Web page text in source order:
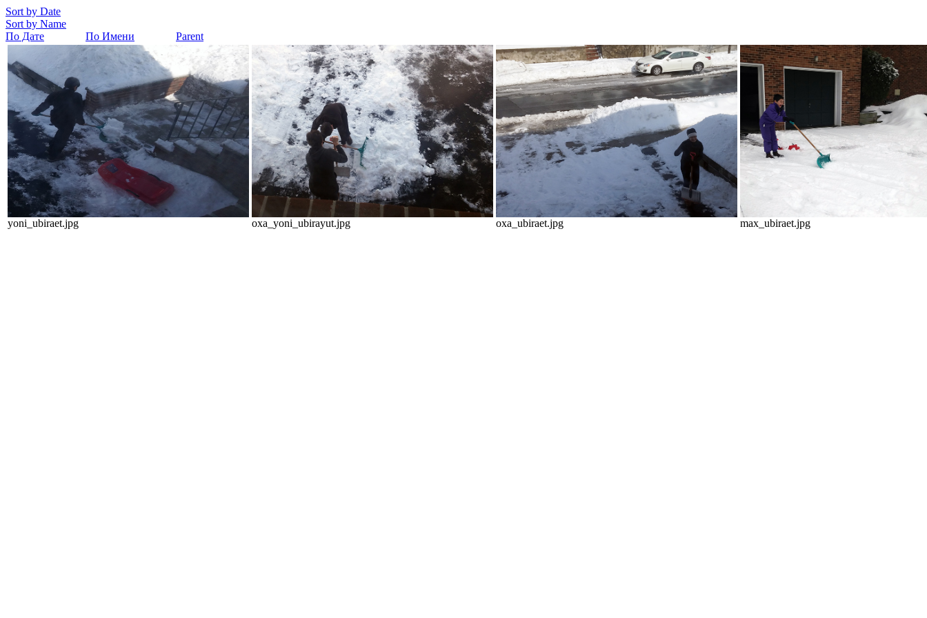
Sort by Date
Sort by Name
По Дате
По Имени Parent
yoni_ubiraet.jpg oxa_yoni_ubirayut.jpg oxa_ubiraet.jpg max_ubiraet.jpg